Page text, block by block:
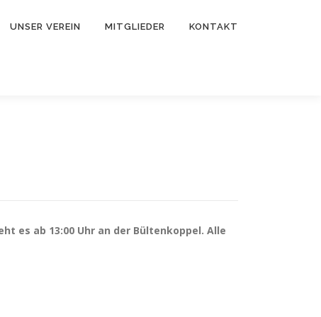
UNSER VEREIN MITGLIEDER KONTAKT
es ab 13:00 Uhr an der Bültenkoppel. Alle